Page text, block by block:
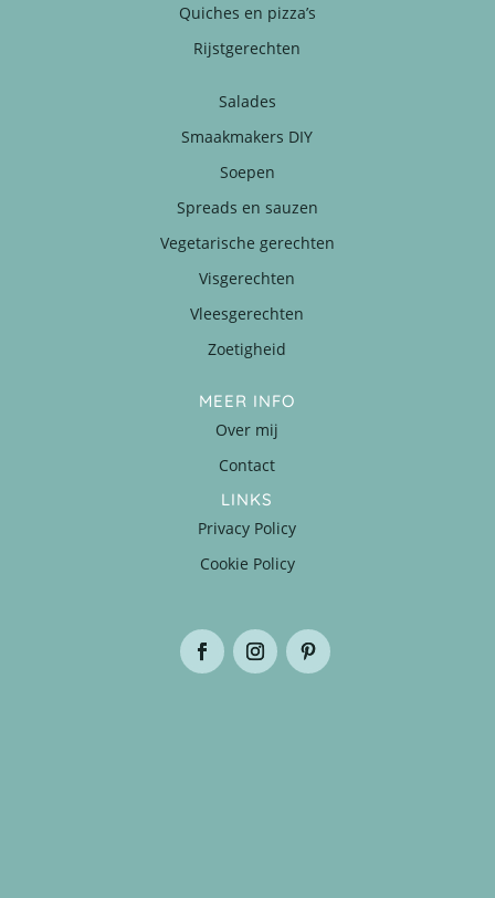
Quiches en pizza’s
Rijstgerechten
Salades
Smaakmakers DIY
Soepen
Spreads en sauzen
Vegetarische gerechten
Visgerechten
Vleesgerechten
Zoetigheid
MEER INFO
Over mij
Contact
LINKS
Privacy Policy
Cookie Policy